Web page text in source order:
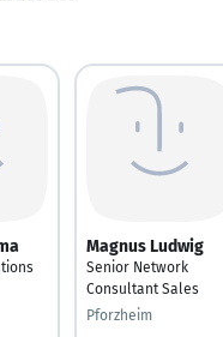
Magnus Ludwig
Senior Network
Consultant Sales
Pforzheim